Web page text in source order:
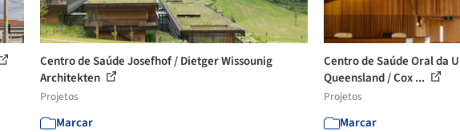
Centro de Saúde Josefhof / Dietger Wissounig
Architekten
Projetos
Marcar
Centro de Saúde Oral da
Queensland / Cox ...
Projetos
Marcar